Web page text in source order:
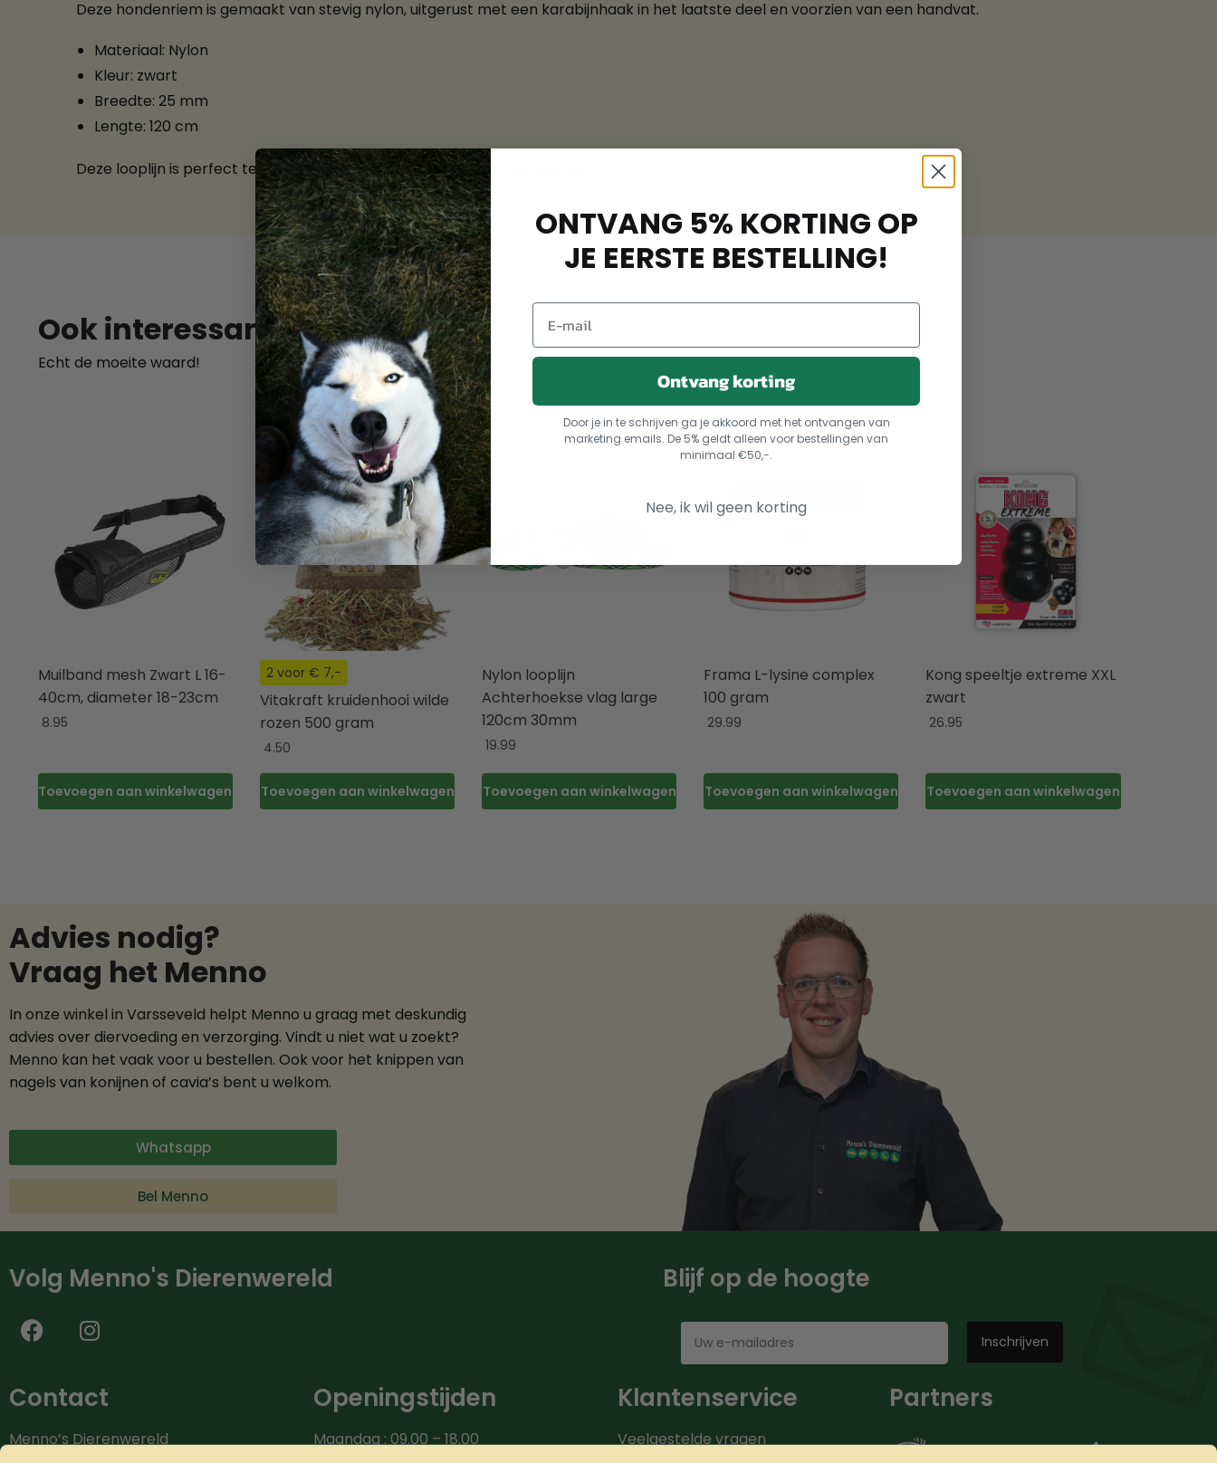
Deze hondenriem is gemaakt van stevig nylon, uitgerust met een karabijnhaak in het laatste deel en voorzien van een handvat.
Materiaal: Nylon
Kleur: zwart
Breedte: 25 mm
Lengte: 120 cm
Deze looplijn is perfect te combineren met een bijpassende
SKU: 8010690012476 Categorieën: Hondenaccessoires,Nylon hond
Ook interessant
Echt de moeite waard!
Muilband mesh Zwart L 16-
40cm, diameter 18-23cm
8.95
Toevoegen aan winkelwagen
2 voor € 7,-
Vitakraft kruidenhooi wilde
rozen 500 gram
4.50
Toevoegen aan winkelwagen
Nylon looplijn
Achterhoekse vlag large
120cm 30mm
19.99
Toevoegen aan winkelwagen
Frama L-lysine complex
100 gram
29.99
Toevoegen aan winkelwagen
Kong speeltje extreme XXL
zwart
26.95
Toevoegen aan winkelwagen
Advies nodig?
Vraag het Menno
In onze winkel in Varsseveld helpt Menno u graag met deskundig
advies over diervoeding en verzorging. Vindt u niet wat u zoekt?
Menno kan het vaak voor u bestellen. Ook voor het knippen van
nagels van konijnen of cavia’s bent u welkom.
Whatsapp
Bel Menno
Volg Menno's Dierenwereld Blijf op de hoogte
Contact
Menno’s Dierenwereld
Openingstijden
Maandag : 09.00 – 18.00
Klantenservice
Veelgestelde vragen
Partners
ONTVANG 5% KORTING OP
JE EERSTE BESTELLING!
Ontvang korting
Door je in te schrijven ga je akkoord met het ontvangen van
marketing emails. De 5% geldt alleen voor bestellingen van
minimaal €50,-.
Nee, ik wil geen korting